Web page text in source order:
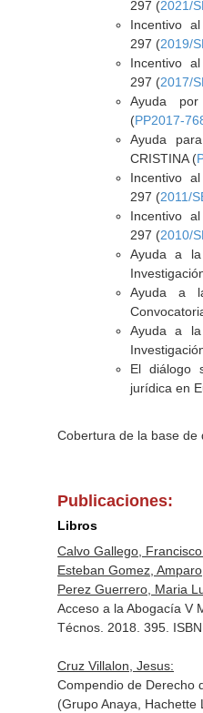
297 (2021/
Incentivo
297 (2019/
Incentivo
297 (2017/
Ayuda por
(PP2017-
Ayuda
CRISTINA (
Incentivo
297 (2011/
Incentivo
297 (2010/
Ayuda a
Ayuda a
Ayuda a
El diálogo
jurídica en
Cobertura de la base de
Publicaciones:
Libros
Calvo Gallego,
Esteban Gomez,
Perez Guerrero, Maria
Acceso a la Abogacía V
Técnos. 2018. 395.
Cruz Villalon, Jesus:
Compendio de Derecho
(Grupo Anaya, Hachette